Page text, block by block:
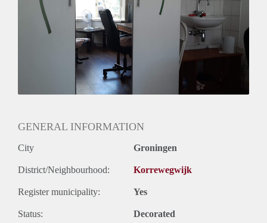
Internet aanwezig.
Huurprijs: € 450 incl.
Aanvaarding: direct
Eigenaar heeft er het liefst meisjes in
GENERAL INFORMATION
City Groningen
District/Neighbourhood: Korrewegwijk
Register municipality: Yes
Status: Decorated